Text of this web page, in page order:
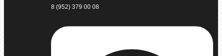
8 (952) 379 00 08